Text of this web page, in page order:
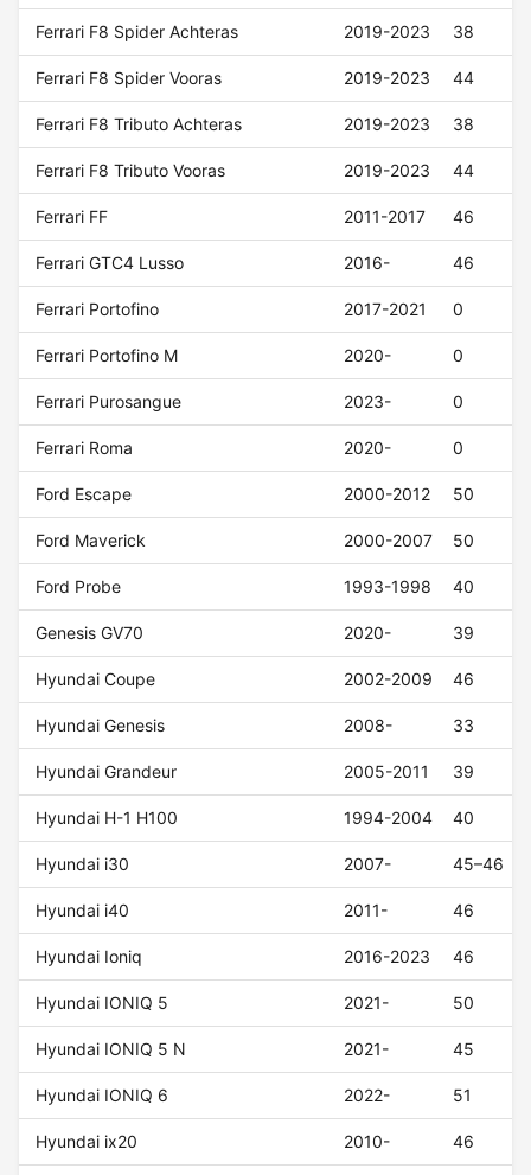
Ferrari F8 Spider Achteras 2019-2023 38
Ferrari F8 Spider Vooras 2019-2023 44
Ferrari F8 Tributo Achteras 2019-2023 38
Ferrari F8 Tributo Vooras 2019-2023 44
Ferrari FF 2011-2017 46
Ferrari GTC4 Lusso 2016- 46
Ferrari Portofino 2017-2021 0
Ferrari Portofino M 2020- 0
Ferrari Purosangue 2023- 0
Ferrari Roma 2020- 0
Ford Escape 2000-2012 50
Ford Maverick 2000-2007 50
Ford Probe 1993-1998 40
Genesis GV70 2020- 39
Hyundai Coupe 2002-2009 46
Hyundai Genesis 2008- 33
Hyundai Grandeur 2005-2011 39
Hyundai H-1 H100 1994-2004 40
Hyundai i30 2007- 45–46
Hyundai i40 2011- 46
Hyundai Ioniq 2016-2023 46
Hyundai IONIQ 5 2021- 50
Hyundai IONIQ 5 N 2021- 45
Hyundai IONIQ 6 2022- 51
Hyundai ix20 2010- 46